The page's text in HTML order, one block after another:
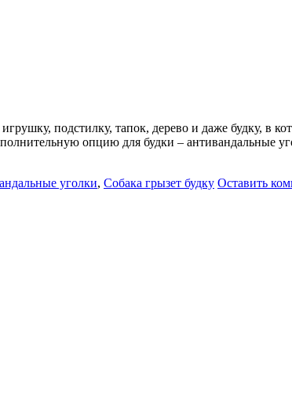
подстилку, тапок, дерево и даже будку, в
опцию для будки – антивандальные
уголки, Собака грызет будку Оставить